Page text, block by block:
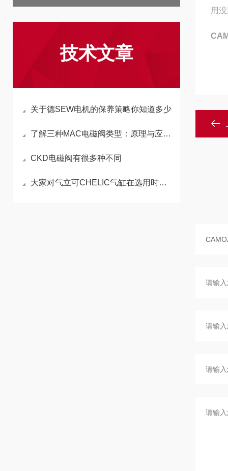
技术文章
关于德SEW电机的保养策略你知道多少
了解三种MAC电磁阀类型：原理与应用解析
CKD电磁阀有很多种不同
大家对气立可CHELIC气缸在选用时必须留意的几个方面开展详细介绍
用